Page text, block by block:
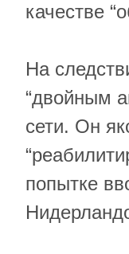
качестве
На
“двойным
сети. Он
попытке